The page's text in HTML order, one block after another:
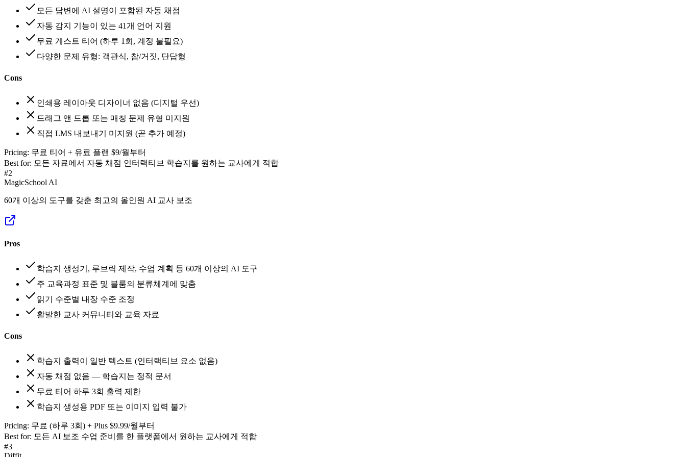
모든 답변에 AI 설명이 포함된 자동 채점
자동 감지 기능이 있는 41개 언어 지원
무료 게스트 티어 (하루 1회, 계정 불필요)
다양한 문제 유형: 객관식, 참/거짓, 단답형
Cons
인쇄용 레이아웃 디자이너 없음 (디지털 우선)
드래그 앤 드롭 또는 매칭 문제 유형 미지원
직접 LMS 내보내기 미지원 (곧 추가 예정)
Pricing: 무료 티어 + 유료 플랜 $9/월부터
Best for: 모든 자료에서 자동 채점 인터랙티브 학습지를 원하는 교사에게 적합
#2
MagicSchool AI
60개 이상의 도구를 갖춘 최고의 올인원 AI 교사 보조
Pros
학습지 생성기, 루브릭 제작, 수업 계획 등 60개 이상의 AI 도구
주 교육과정 표준 및 블룸의 분류체계에 맞춤
읽기 수준별 내장 수준 조정
활발한 교사 커뮤니티와 교육 자료
Cons
학습지 출력이 일반 텍스트 (인터랙티브 요소 없음)
자동 채점 없음 — 학습지는 정적 문서
무료 티어 하루 3회 출력 제한
학습지 생성용 PDF 또는 이미지 입력 불가
Pricing: 무료 (하루 3회) + Plus $9.99/월부터
Best for: 모든 AI 보조 수업 준비를 한 플랫폼에서 원하는 교사에게 적합
#3